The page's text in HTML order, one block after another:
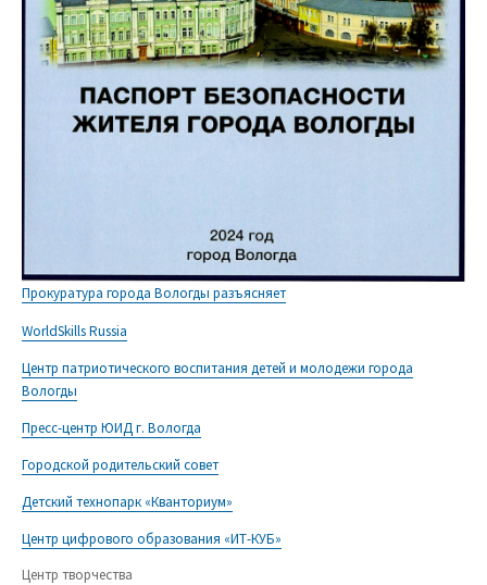
Прокуратура города Вологды разъясняет
WorldSkills Russia
Центр патриотического воспитания детей и молодежи города
Вологды
Пресс-центр ЮИД г. Вологда
Городской родительский совет
Детский технопарк «Кванториум»
Центр цифрового образования «ИТ-КУБ»
Центр творчества